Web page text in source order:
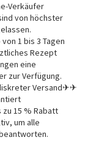
Verkäufer
von höchster
1 bis 3 Tagen
Rezept
eine
zur Verfügung.
Versand✈✈
15 % Rabatt
um alle